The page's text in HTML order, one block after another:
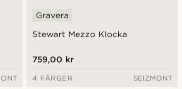
Stewart Mezzo Klocka
Gravera
759,00 kr
4 FÄRGER SEIZMONT